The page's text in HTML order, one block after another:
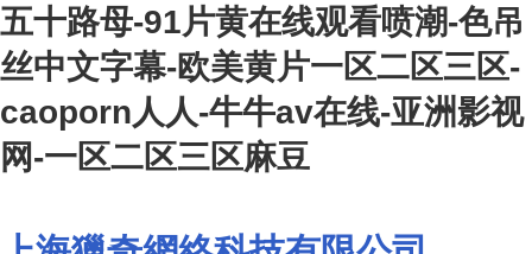
五十路母-91片黄在线观看喷潮-色吊
丝中文字幕-欧美黄片一区二区三区-
caoporn人人-牛牛av在线-亚洲影视
网-一区二区三区麻豆